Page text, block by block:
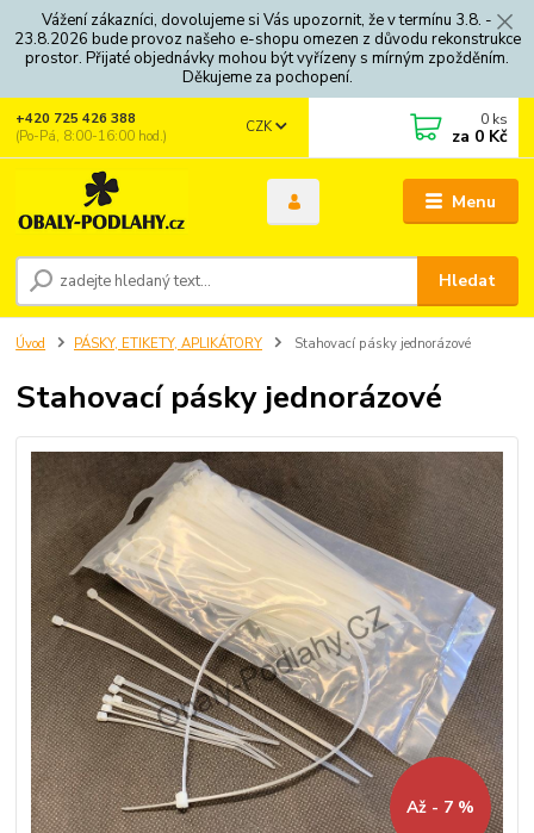
Vážení zákazníci, dovolujeme si Vás upozornit, že v termínu 3.8. -
23.8.2026 bude provoz našeho e-shopu omezen z důvodu rekonstrukce
prostor. Přijaté objednávky mohou být vyřízeny s mírným zpožděním.
Děkujeme za pochopení.
Menu
CZK
Hledat
+420 725 426 388
(Po-Pá, 8:00-16:00 hod.)
0 ks
za 0 Kč
Úvod PÁSKY, ETIKETY, APLIKÁTORY Stahovací pásky jednorázové
Stahovací pásky jednorázové
Až - 7 %